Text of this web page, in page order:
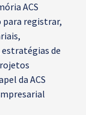
ACS
registrar,
de
da ACS